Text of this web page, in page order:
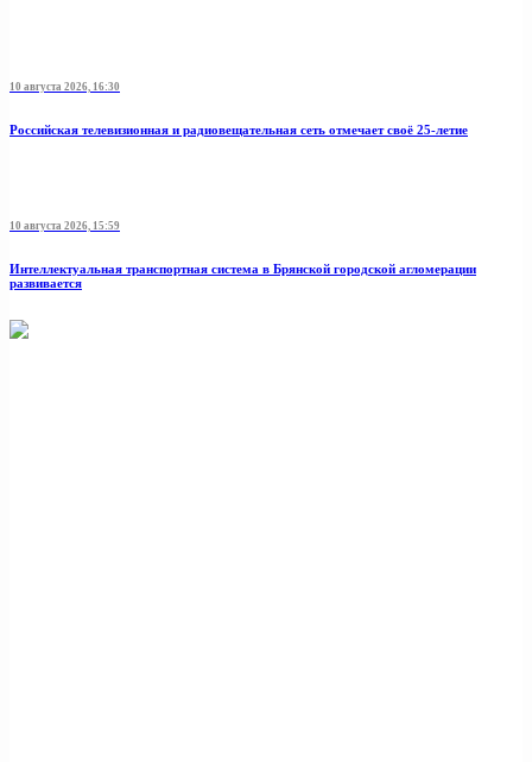
10 августа 2026, 16:30
Российская телевизионная и радиовещательная сеть отмечает своё 25-летие
10 августа 2026, 15:59
Интеллектуальная транспортная система в Брянской городской агломерации
развивается